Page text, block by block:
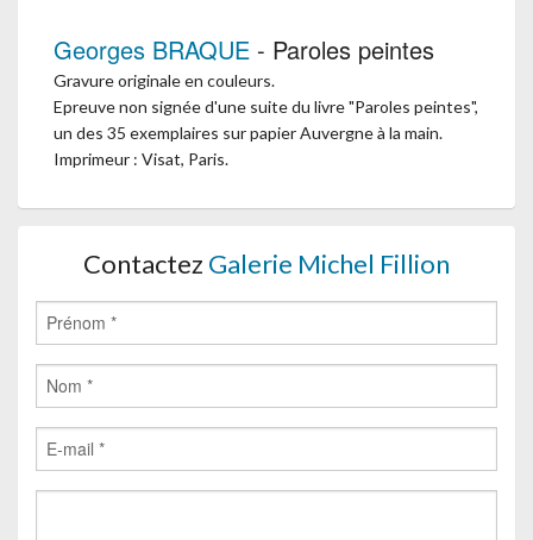
Georges BRAQUE - Paroles peintes
Gravure originale en couleurs.
Epreuve non signée d'une suite du livre "Paroles peintes",
un des 35 exemplaires sur papier Auvergne à la main.
Imprimeur : Visat, Paris.
Contactez Galerie Michel Fillion